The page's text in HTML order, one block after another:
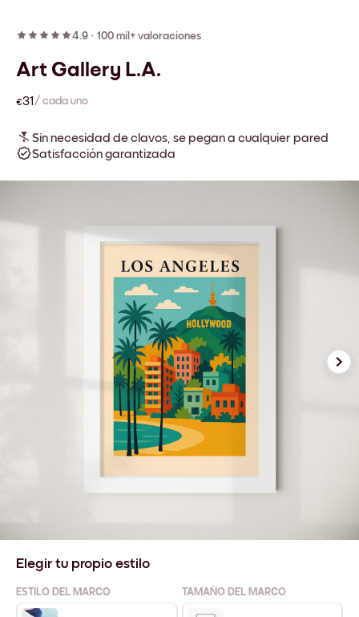
4.9 · 100 mil+ valoraciones
Art Gallery L.A.
€31 / cada uno
Sin necesidad de clavos, se pegan a cualquier pared
Satisfacción garantizada
Elegir tu propio estilo
ESTILO DEL MARCO TAMAÑO DEL MARCO